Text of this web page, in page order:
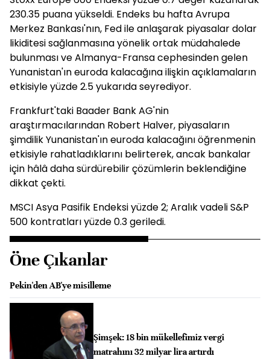
230.35 puana yükseldi. Endeks bu hafta Avrupa
Merkez Bankası'nın, Fed ile anlaşarak piyasalar dolar
likiditesi sağlanmasına yönelik ortak müdahalede
bulunması ve Almanya-Fransa cephesinden gelen
Yunanistan'ın euroda kalacağına ilişkin açıklamaların
etkisiyle yüzde 2.5 yukarıda seyrediyor.
Frankfurt'taki Baader Bank AG'nin
araştırmacılarından Robert Halver, piyasaların
şimdilik Yunanistan'ın euroda kalacağını öğrenmenin
etkisiyle rahatladıklarını belirterek, ancak bankalar
için hâlâ daha sürdürebilir çözümlerin beklendiğine
dikkat çekti.
MSCI Asya Pasifik Endeksi yüzde 2; Aralık vadeli S&P
500 kontratları yüzde 0.3 geriledi.
Öne Çıkanlar
Pekin'den AB'ye misilleme
Şimşek: 18 bin mükellefimiz vergi
matrahını 32 milyar lira artırdı